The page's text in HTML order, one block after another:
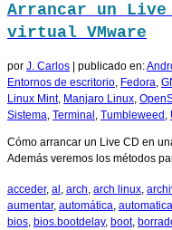
Arrancar un Live
virtual VMware
por J. Carlos publicado en:
Entornos de escritorio, Fedora,
Linux Mint, Manjaro Linux,
Sistema, Terminal , Tumbleweed ,
Cómo arrancar un Live CD en
Además veremos los métodos
acceder, al , arch, arch linux,
aumentar, automática,
bios, bios.bootdelay, boot,